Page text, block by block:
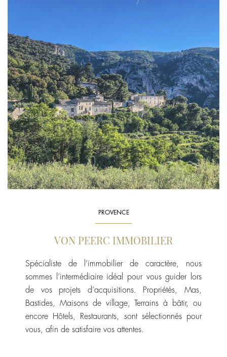
PROVENCE
VON PEERC IMMOBILIER
Spécialiste de l’immobilier de caractère, nous
sommes l’intermédiaire idéal pour vous guider lors
de vos projets d’acquisitions. Propriétés, Mas,
Bastides, Maisons de village, Terrains à bâtir, ou
encore Hôtels, Restaurants, sont sélectionnés pour
vous, afin de satisfaire vos attentes.